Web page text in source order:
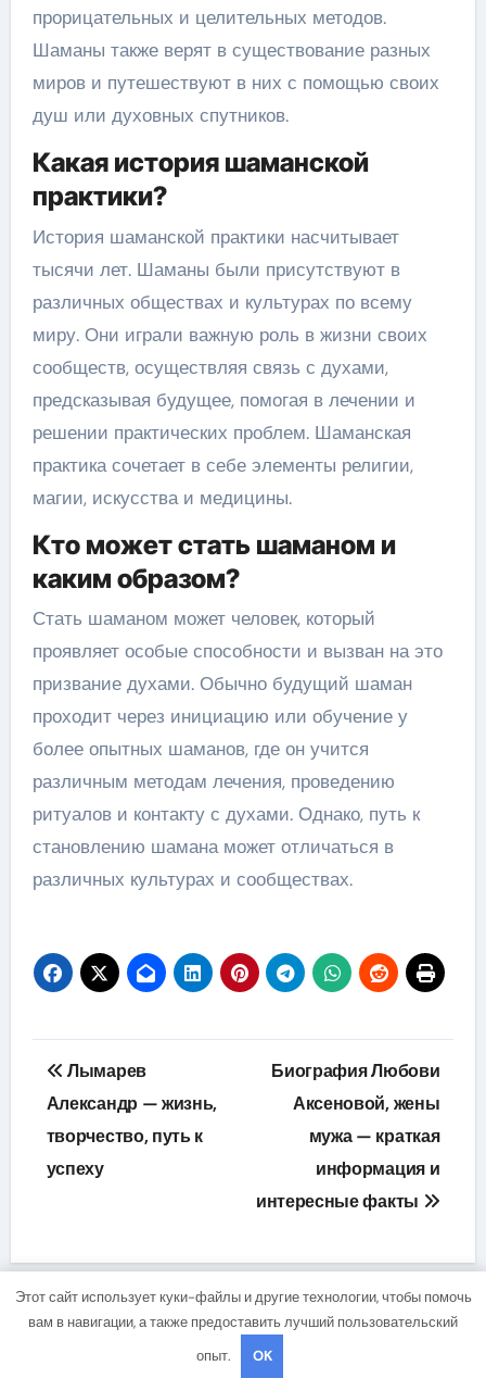
прорицательных и целительных методов.
Шаманы также верят в существование разных
миров и путешествуют в них с помощью своих
душ или духовных спутников.
Какая история шаманской
практики?
История шаманской практики насчитывает
тысячи лет. Шаманы были присутствуют в
различных обществах и культурах по всему
миру. Они играли важную роль в жизни своих
сообществ, осуществляя связь с духами,
предсказывая будущее, помогая в лечении и
решении практических проблем. Шаманская
практика сочетает в себе элементы религии,
магии, искусства и медицины.
Кто может стать шаманом и
каким образом?
Стать шаманом может человек, который
проявляет особые способности и вызван на это
призвание духами. Обычно будущий шаман
проходит через инициацию или обучение у
более опытных шаманов, где он учится
различным методам лечения, проведению
ритуалов и контакту с духами. Однако, путь к
становлению шамана может отличаться в
различных культурах и сообществах.
Навигация
по
записям
Лымарев
Александр — жизнь,
творчество, путь к
успеху
Биография Любови
Аксеновой, жены
мужа — краткая
информация и
интересные факты
Этот сайт использует куки-файлы и другие технологии, чтобы помочь
вам в навигации, а также предоставить лучший пользовательский
опыт.
OK